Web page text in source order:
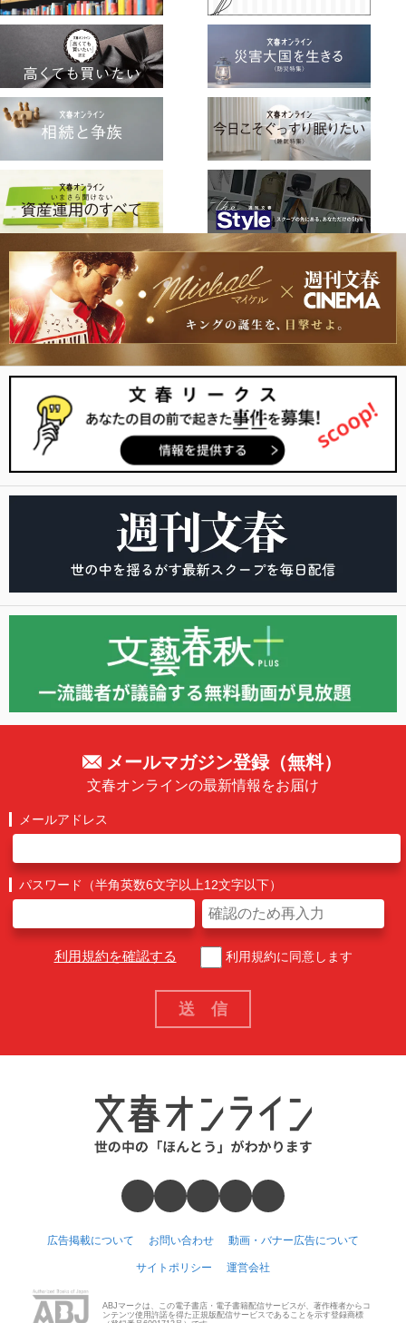
メールマガジン登録（無料）
文春オンラインの最新情報をお届け
メールアドレス
パスワード（半角英数6文字以上12文字以下）
利用規約を確認する 利用規約に同意します
広告掲載について お問い合わせ 動画・バナー広告について
サイトポリシー 運営会社
ABJマークは、この電子書店・電子書籍配信サービスが、著作権者からコ
ンテンツ使用許諾を得た正規版配信サービスであることを示す登録商標